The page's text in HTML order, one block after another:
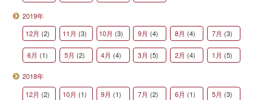
2019年
12月 (2) 11月 (3) 10月 (3) 9月 (4) 8月 (4) 7月 (3)
6月 (1) 5月 (2) 4月 (4) 3月 (5) 2月 (4) 1月 (5)
2018年
12月 (2) 10月 (1) 9月 (1) 7月 (2) 6月 (1) 5月 (3)